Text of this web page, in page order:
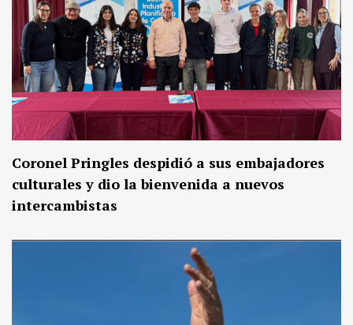
Coronel Pringles despidió a sus embajadores
culturales y dio la bienvenida a nuevos
intercambistas